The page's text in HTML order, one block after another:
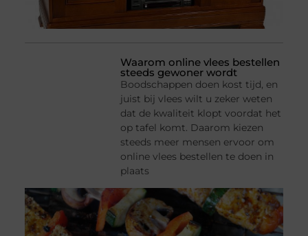
Waarom online vlees bestellen
steeds gewoner wordt
Boodschappen doen kost tijd, en
juist bij vlees wilt u zeker weten
dat de kwaliteit klopt voordat het
op tafel komt. Daarom kiezen
steeds meer mensen ervoor om
online vlees bestellen te doen in
plaats